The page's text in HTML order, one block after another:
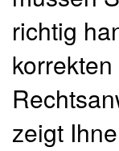
richtig
zeigt